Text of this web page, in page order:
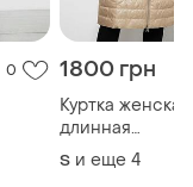
0 1800 грн
Куртка женская
длинная
демисезонная
бежевый китай
S и еще 4